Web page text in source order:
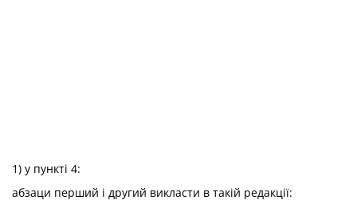
1) у пункті 4:
абзаци перший і другий викласти в такій редакції: